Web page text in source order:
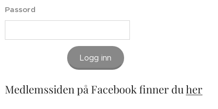
Passord
Logg inn
Medlemssiden på Facebook finner duher